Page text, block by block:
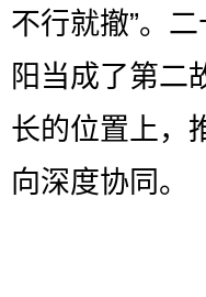
不行就撤”。
阳当成了第二
长的位置上，
向深度协同。